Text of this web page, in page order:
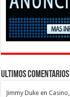
Ultimos Comentarios
Jimmy Duke en